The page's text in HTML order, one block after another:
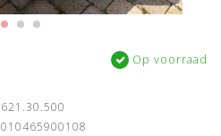
Op voorraad
621.30.500
010465900108